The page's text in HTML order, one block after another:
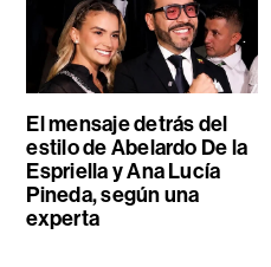
El mensaje detrás del
estilo de Abelardo De la
Espriella y Ana Lucía
Pineda, según una
experta